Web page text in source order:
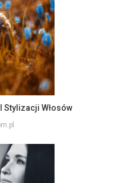
Stylizacji Włosów